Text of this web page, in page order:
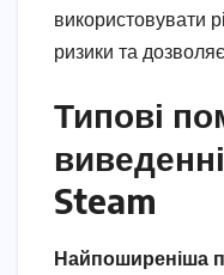
використовувати
ризики та
Типові
Steam
Найпоширеніша